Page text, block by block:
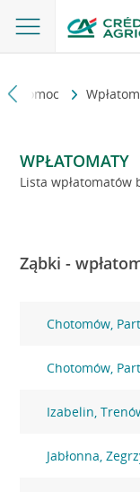
i pomoc
WPŁATOMATY
Lista wpłatomatów
Ząbki -
Chotomów,
Chotomów,
Izabelin,
Jabłonna,